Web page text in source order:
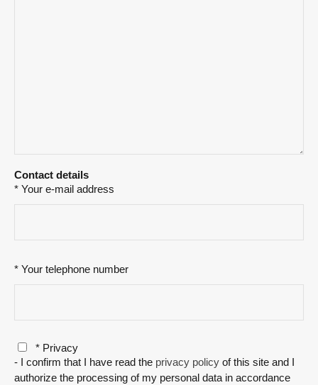
Contact details
* Your e-mail address
* Your telephone number
* Privacy
- I confirm that I have read the privacy policy of this site and I
authorize the processing of my personal data in accordance